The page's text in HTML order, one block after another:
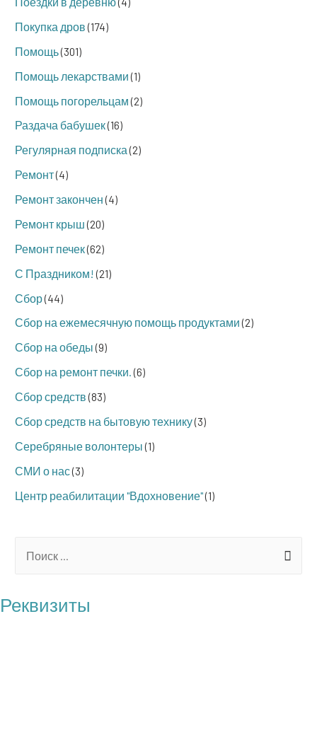
Покупка дров(174)
Помощь(301)
Помощь лекарствами(1)
Помощь погорельцам(2)
Раздача бабушек(16)
Регулярная подписка(2)
Ремонт(4)
Ремонт закончен(4)
Ремонт крыш(20)
Ремонт печек(62)
С Праздником! (21)
Сбор(44)
Сбор на ежемесячную помощь продуктами(2)
Сбор на обеды(9)
Сбор на ремонт печки.(6)
Сбор средств(83)
Сбор средств на бытовую технику(3)
Серебряные волонтеры(1)
СМИ о нас(3)
Центр реабилитации "Вдохновение"(1)
r
Реквизиты